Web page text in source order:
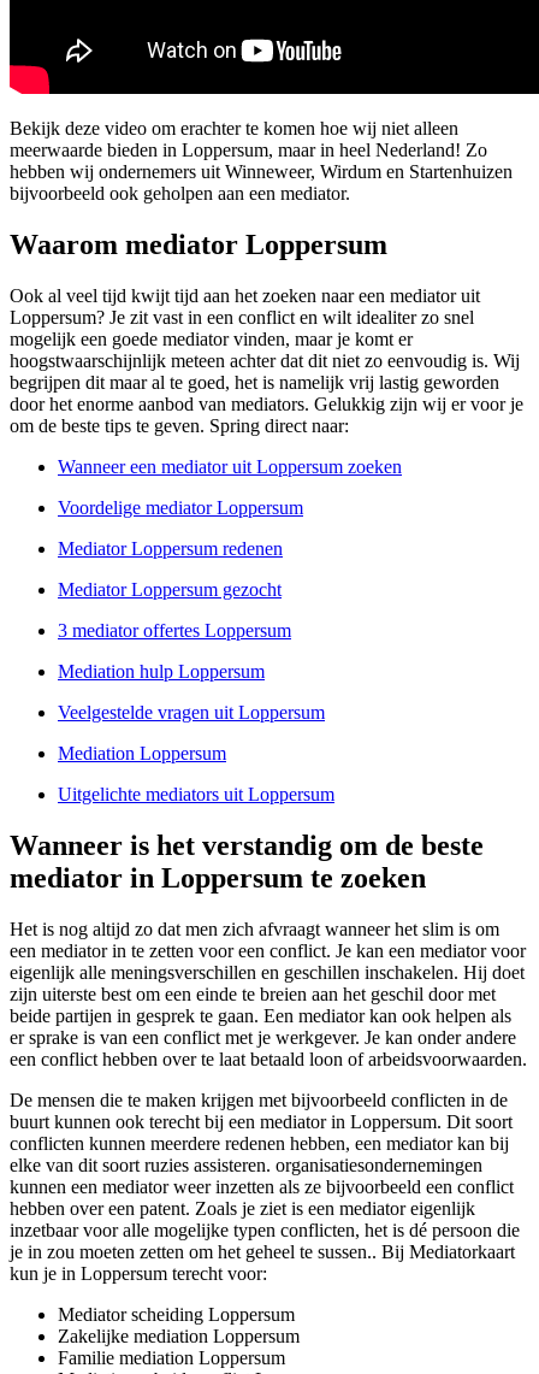
Bekijk deze video om erachter te komen hoe wij niet alleen
meerwaarde bieden in Loppersum, maar in heel Nederland! Zo
hebben wij ondernemers uit Winneweer, Wirdum en Startenhuizen
bijvoorbeeld ook geholpen aan een mediator.
Waarom mediator Loppersum
Ook al veel tijd kwijt tijd aan het zoeken naar een mediator uit
Loppersum? Je zit vast in een conflict en wilt idealiter zo snel
mogelijk een goede mediator vinden, maar je komt er
hoogstwaarschijnlijk meteen achter dat dit niet zo eenvoudig is. Wij
begrijpen dit maar al te goed, het is namelijk vrij lastig geworden
door het enorme aanbod van mediators. Gelukkig zijn wij er voor je
om de beste tips te geven. Spring direct naar:
Wanneer een mediator uit Loppersum zoeken
Voordelige mediator Loppersum
Mediator Loppersum redenen
Mediator Loppersum gezocht
3 mediator offertes Loppersum
Mediation hulp Loppersum
Veelgestelde vragen uit Loppersum
Mediation Loppersum
Uitgelichte mediators uit Loppersum
Wanneer is het verstandig om de beste
mediator in Loppersum te zoeken
Het is nog altijd zo dat men zich afvraagt wanneer het slim is om
een mediator in te zetten voor een conflict. Je kan een mediator voor
eigenlijk alle meningsverschillen en geschillen inschakelen. Hij doet
zijn uiterste best om een einde te breien aan het geschil door met
beide partijen in gesprek te gaan. Een mediator kan ook helpen als
er sprake is van een conflict met je werkgever. Je kan onder andere
een conflict hebben over te laat betaald loon of arbeidsvoorwaarden.
De mensen die te maken krijgen met bijvoorbeeld conflicten in de
buurt kunnen ook terecht bij een mediator in Loppersum. Dit soort
conflicten kunnen meerdere redenen hebben, een mediator kan bij
elke van dit soort ruzies assisteren. organisatiesondernemingen
kunnen een mediator weer inzetten als ze bijvoorbeeld een conflict
hebben over een patent. Zoals je ziet is een mediator eigenlijk
inzetbaar voor alle mogelijke typen conflicten, het is dé persoon die
je in zou moeten zetten om het geheel te sussen.. Bij Mediatorkaart
kun je in Loppersum terecht voor:
Mediator scheiding Loppersum
Zakelijke mediation Loppersum
Familie mediation Loppersum